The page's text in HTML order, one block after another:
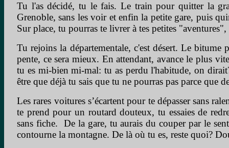
Tu l'as décidé, tu le fais. Le train pour quitter la
Grenoble, sans les voir et enfin la petite gare, puis
Sur place, tu pourras te livrer à tes petites
Tu rejoins la départementale, c'est désert. Le bitume
pente, ce sera mieux. En attendant, avance le plus
tu es mi-bien mi-mal: tu as perdu l'habitude, on
être que déjà tu sais que tu ne pourras pas parce que
Les rares voitures s’écartent pour te dépasser sans
te prend pour un routard douteux, tu essaies de
sans fiche. De la gare, tu aurais du couper par le
contourne la montagne. De là où tu es, reste quoi?